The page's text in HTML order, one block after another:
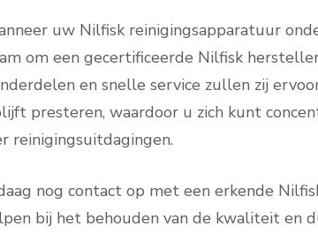
uw Nilfisk reinigingsapparatuur
om een gecertificeerde Nilfisk
en snelle service zullen zij
presteren, waardoor u zich kunt
reinigingsuitdagingen.
nog contact op met een erkende
bij het behouden van de kwaliteit en